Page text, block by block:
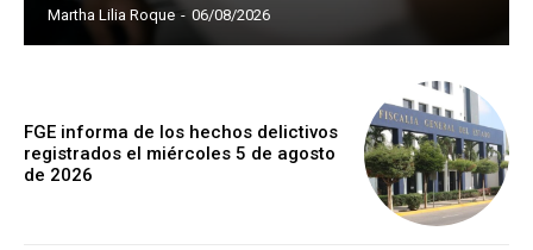
Martha Lilia Roque - 06/08/2026
FGE informa de los hechos delictivos
registrados el miércoles 5 de agosto
de 2026